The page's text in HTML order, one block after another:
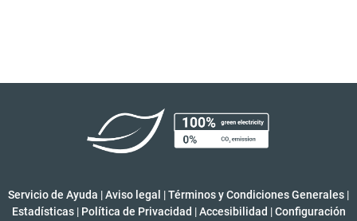
Servicio de Ayuda |Aviso legal |Términos y Condiciones Generales |
Estadísticas | Política de Privacidad | Accesibilidad | Configuración